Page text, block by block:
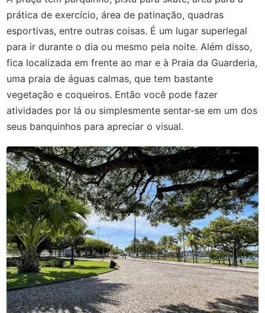
prática de exercício, área de patinação, quadras
esportivas, entre outras coisas. É um lugar superlegal
para ir durante o dia ou mesmo pela noite. Além disso,
fica localizada em frente ao mar e à Praia da Guarderia,
uma praia de águas calmas, que tem bastante
vegetação e coqueiros. Então você pode fazer
atividades por lá ou simplesmente sentar-se em um dos
seus banquinhos para apreciar o visual.